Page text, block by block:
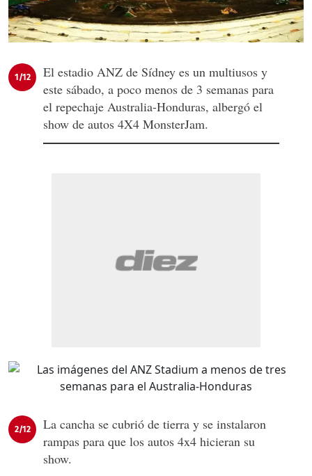
1/12
El estadio ANZ de Sídney es un multiusos y
este sábado, a poco menos de 3 semanas para
el repechaje Australia-Honduras, albergó el
show de autos 4X4 MonsterJam.
2/12
La cancha se cubrió de tierra y se instalaron
rampas para que los autos 4x4 hicieran su
show.